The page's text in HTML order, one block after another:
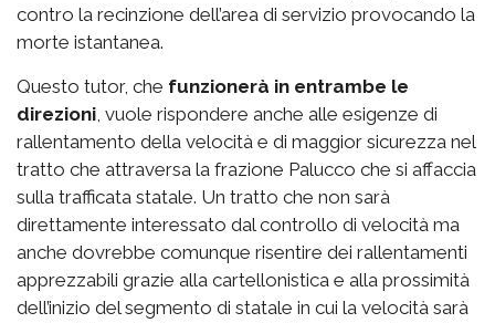
contro la recinzione dell’area di servizio provocando la
morte istantanea.
Questo tutor, che funzionerà in entrambe le
direzioni, vuole rispondere anche alle esigenze di
rallentamento della velocità e di maggior sicurezza nel
tratto che attraversa la frazione Palucco che si affaccia
sulla trafficata statale. Un tratto che non sarà
direttamente interessato dal controllo di velocità ma
anche dovrebbe comunque risentire dei rallentamenti
apprezzabili grazie alla cartellonistica e alla prossimità
dell’inizio del segmento di statale in cui la velocità sarà